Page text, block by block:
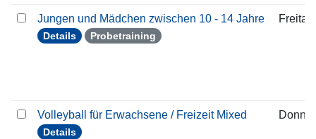
Jungen und Mädchen zwischen 10 - 14 Jahre
Details Probetraining
Freitag
Volleyball für Erwachsene / Freizeit Mixed
Details